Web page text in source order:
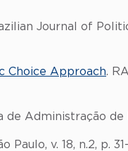
Journal of
Choice Approach.
de Administração de
v. 18, n.2, p.